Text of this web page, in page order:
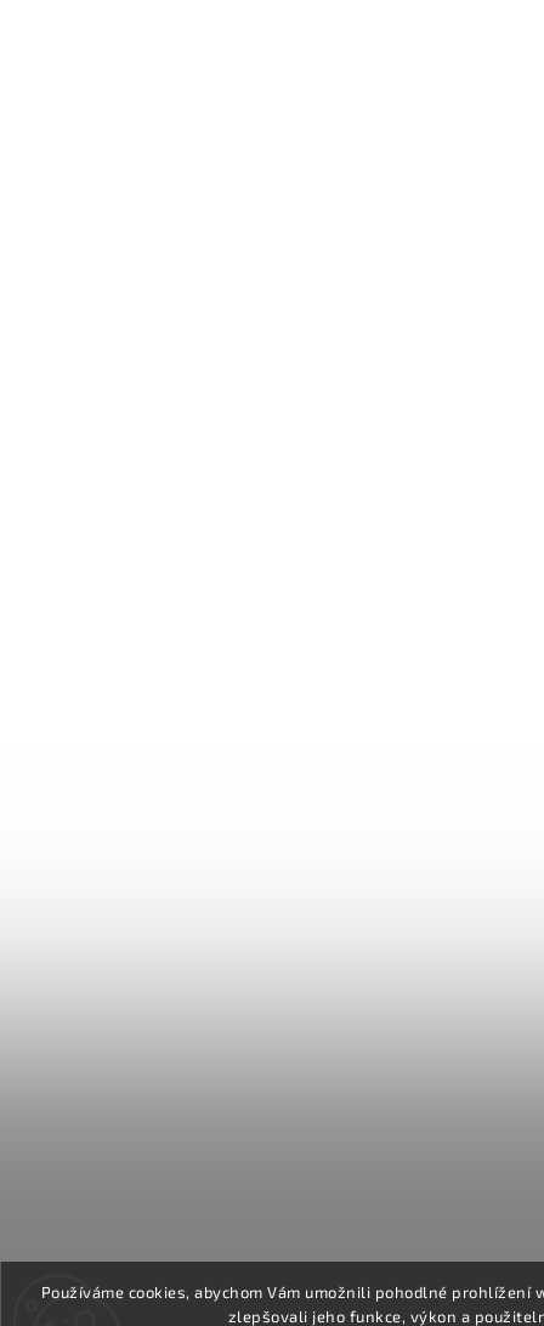
Používáme cookies, abychom Vám umožnili pohodlné
zlepšovali jeho funkce, výkon a